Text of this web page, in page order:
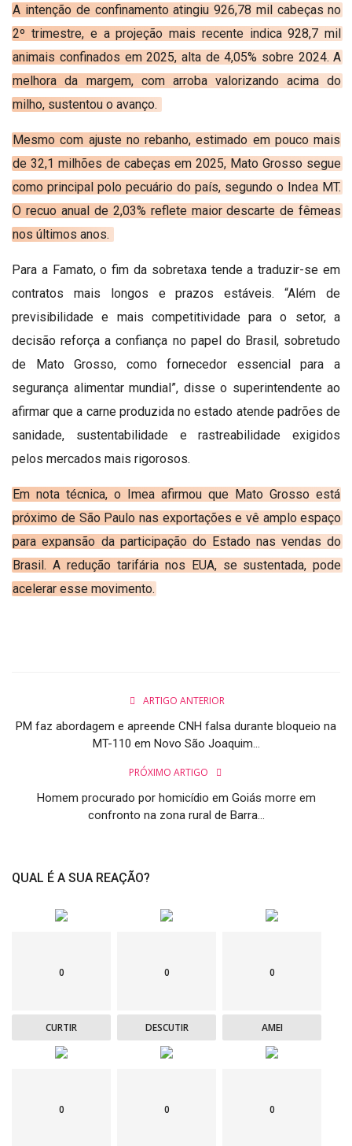
A intenção de confinamento atingiu 926,78 mil cabeças no
2º trimestre, e a projeção mais recente indica 928,7 mil
animais confinados em 2025, alta de 4,05% sobre 2024. A
melhora da margem, com arroba valorizando acima do
milho, sustentou o avanço.
Mesmo com ajuste no rebanho, estimado em pouco mais
de 32,1 milhões de cabeças em 2025, Mato Grosso segue
como principal polo pecuário do país, segundo o Indea MT.
O recuo anual de 2,03% reflete maior descarte de fêmeas
nos últimos anos.
Para a Famato, o fim da sobretaxa tende a traduzir-se em
contratos mais longos e prazos estáveis. “Além de
previsibilidade e mais competitividade para o setor, a
decisão reforça a confiança no papel do Brasil, sobretudo
de Mato Grosso, como fornecedor essencial para a
segurança alimentar mundial”, disse o superintendente ao
afirmar que a carne produzida no estado atende padrões de
sanidade, sustentabilidade e rastreabilidade exigidos
pelos mercados mais rigorosos.
Em nota técnica, o Imea afirmou que Mato Grosso está
próximo de São Paulo nas exportações e vê amplo espaço
para expansão da participação do Estado nas vendas do
Brasil. A redução tarifária nos EUA, se sustentada, pode
acelerar esse movimento.
ARTIGO ANTERIOR
PM faz abordagem e apreende CNH falsa durante bloqueio na
MT-110 em Novo São Joaquim...
PRÓXIMO ARTIGO
Homem procurado por homicídio em Goiás morre em
confronto na zona rural de Barra...
QUAL É A SUA REAÇÃO?
0
CURTIR
0
DESCUTIR
0
AMEI
0 0 0